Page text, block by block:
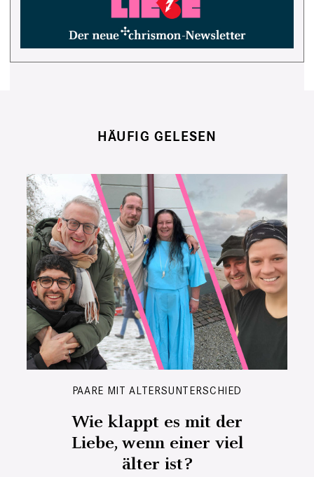
HÄUFIG GELESEN
PAARE MIT ALTERSUNTERSCHIED
Wie klappt es mit der
Liebe, wenn einer viel
älter ist?